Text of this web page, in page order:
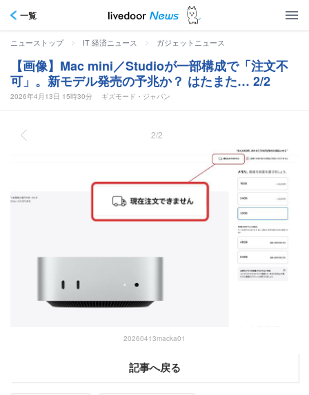
一覧
ニューストップ > IT 経済ニュース > ガジェットニュース
【画像】Mac mini／Studioが一部構成で「注文不
可」。新モデル発売の予兆か？ はたまた… 2/2
2026年4月13日 15時30分 ギズモード・ジャパン
2/2
20260413macka01
記事へ戻る